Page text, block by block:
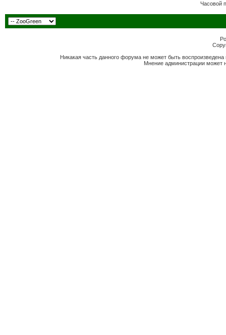
Часовой
Никакая часть данного форума не может быть
Мнение администрации может